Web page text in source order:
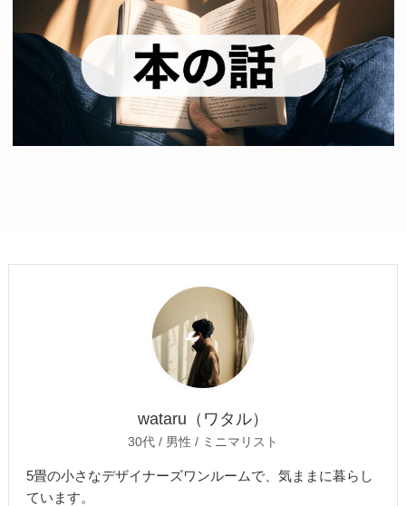
wataru（ワタル）
30代 / 男性 / ミニマリスト
5畳の小さなデザイナーズワンルームで、気ままに暮らし
ています。